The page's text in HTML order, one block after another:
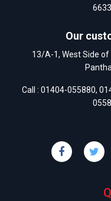
Our
13/A-1, West Side
Call : 01404-055880,